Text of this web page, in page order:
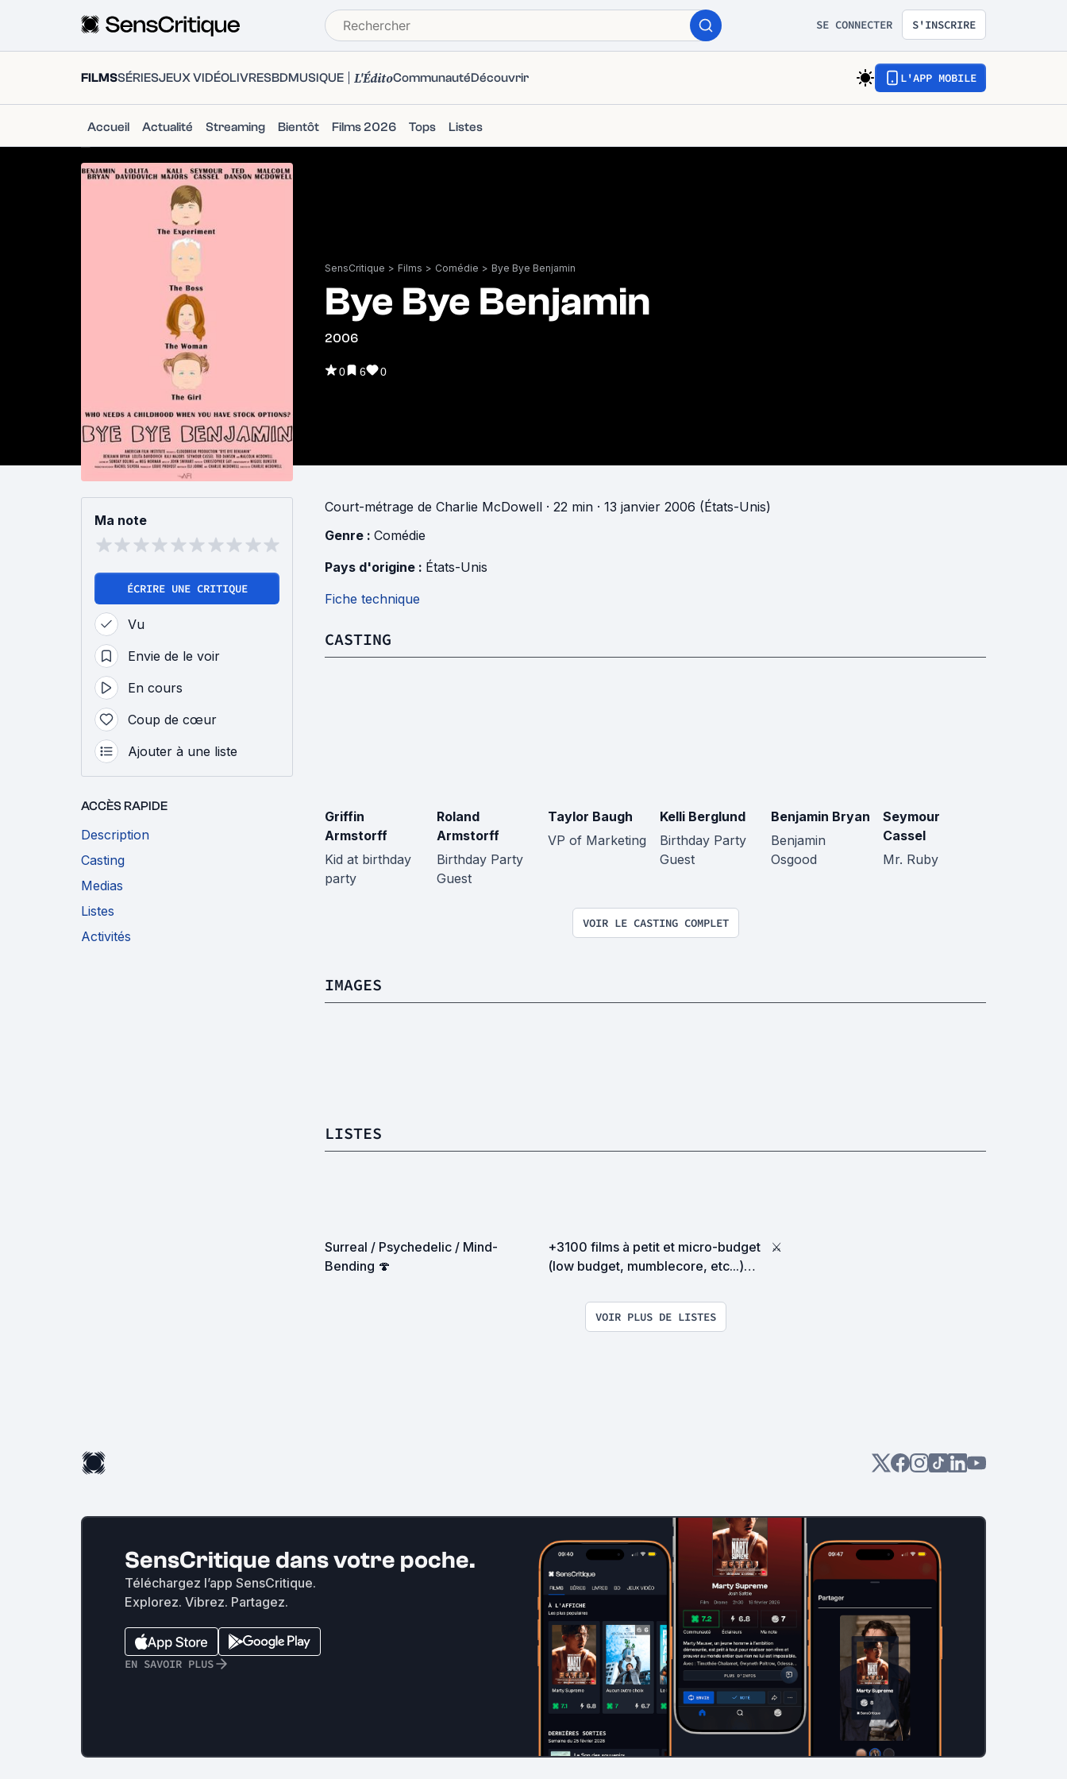
SE CONNECTER S'INSCRIRE
FILMSSÉRIESJEUX VIDÉOLIVRESBDMUSIQUE L'ÉditoCommunautéDécouvrir L'APP MOBILE
Accueil Actualité Streaming Bientôt Films 2026 Tops Listes
SensCritique > Films > Comédie > Bye Bye Benjamin
Bye Bye Benjamin
2006
0 6 0
Ma note
ÉCRIRE UNE CRITIQUE
Vu
Envie de le voir
En cours
Coup de cœur
Ajouter à une liste
ACCÈS RAPIDE
Description
Casting
Medias
Listes
Activités
Court-métrage de Charlie McDowell · 22 min · 13 janvier 2006 (États-Unis)
Genre : Comédie
Pays d'origine : États-Unis
Fiche technique
CASTING
Griffin
Armstorff
Kid at birthday
party
Roland
Armstorff
Birthday Party
Guest
Taylor Baugh
VP of Marketing
Kelli Berglund
Birthday Party
Guest
Benjamin Bryan
Benjamin
Osgood
Seymour
Cassel
Mr. Ruby
VOIR LE CASTING COMPLET
IMAGES
LISTES
Surreal / Psychedelic / Mind-
Bending 🍄
+3100 films à petit et micro-budget
(low budget, mumblecore, etc...)
⚔
VOIR PLUS DE LISTES
SensCritique dans votre poche.
Téléchargez l’app SensCritique.
Explorez. Vibrez. Partagez.
EN SAVOIR PLUS